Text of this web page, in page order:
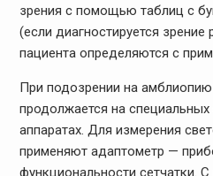
зрения с помощью таблиц с
(если диагностируется
пациента определяются с
При подозрении на амблиопию
продолжается на
аппаратах. Для измерения
применяют адаптометр —
функциональности сетчатки.